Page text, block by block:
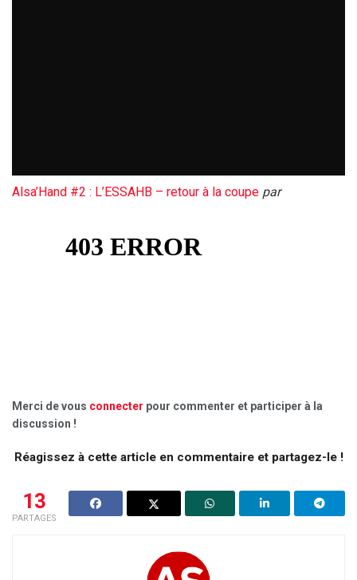
Alsa’Hand #2 : L’ESSAHB – retour à la coupe par
Merci de vous connecter pour commenter et participer à la
discussion !
Réagissez à cette article en commentaire et partagez-le !
13
PARTAGES